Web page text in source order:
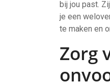
bij jou past.
je een
te maken en
Zorg